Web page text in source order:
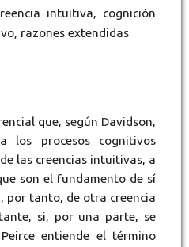
intuitiva, cognición
razones extendidas
que, según Davidson,
los procesos cognitivos
las creencias intuitivas, a
son el fundamento de sí
por tanto, de otra creencia
si, por una parte, se
entiende el término